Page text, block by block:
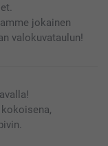
jokainen
valokuvataulun!